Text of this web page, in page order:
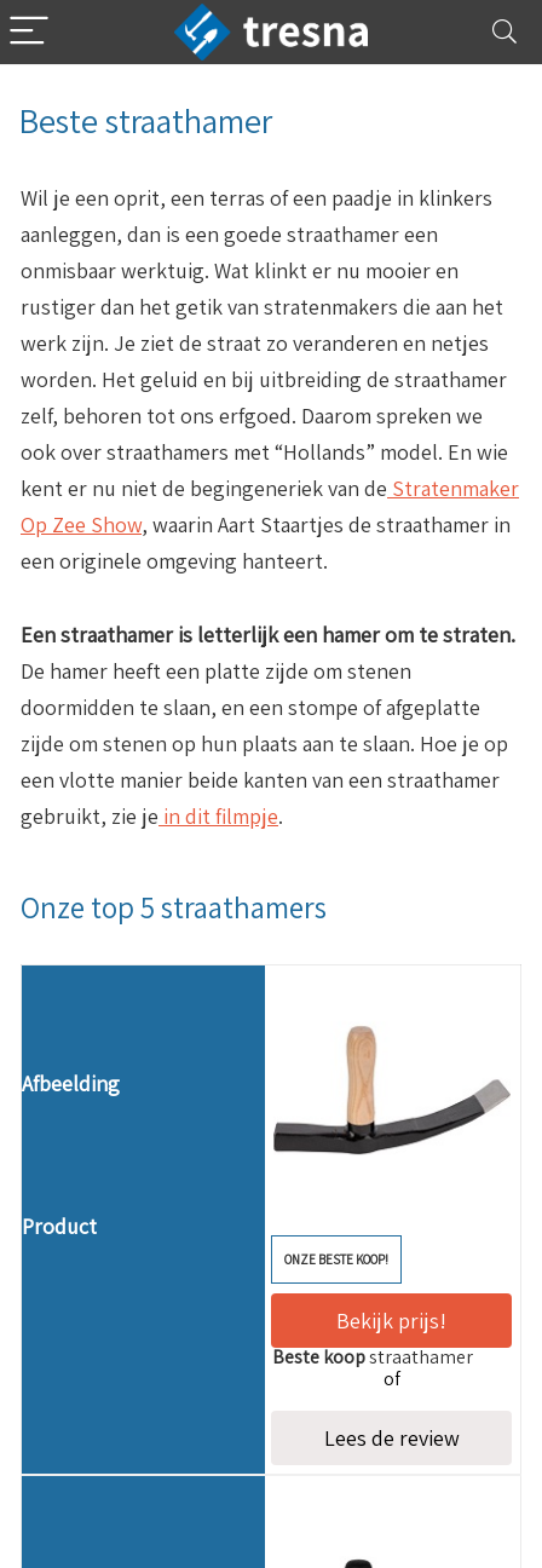
Beste straathamer
Wil je een oprit, een terras of een paadje in klinkers
aanleggen, dan is een goede straathamer een
onmisbaar werktuig. Wat klinkt er nu mooier en
rustiger dan het getik van stratenmakers die aan het
werk zijn. Je ziet de straat zo veranderen en netjes
worden. Het geluid en bij uitbreiding de straathamer
zelf, behoren tot ons erfgoed. Daarom spreken we
ook over straathamers met “Hollands” model. En wie
kent er nu niet de begingeneriek van de Stratenmaker
Op Zee Show, waarin Aart Staartjes de straathamer in
een originele omgeving hanteert.
Een straathamer is letterlijk een hamer om te straten.
De hamer heeft een platte zijde om stenen
doormidden te slaan, en een stompe of afgeplatte
zijde om stenen op hun plaats aan te slaan. Hoe je op
een vlotte manier beide kanten van een straathamer
gebruikt, zie je in dit filmpje.
Onze top 5 straathamers
ONZE BESTE KOOP!
Talen Tools Z20C
Beste koopstraathamer
Bekijk prijs!
of
Lees de review